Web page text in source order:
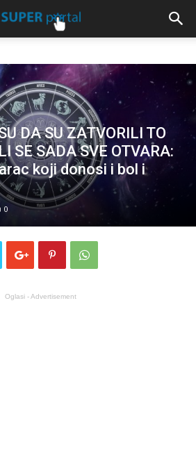
DA SU ZATVORILI TO
SE SADA SVE OTVARA:
koji donosi i bol i
0
Oglasi - Advertisement